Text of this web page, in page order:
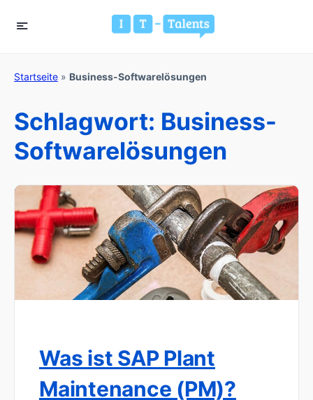
Startseite » Business-Softwarelösungen
Schlagwort: Business-
Softwarelösungen
Was ist SAP Plant
Maintenance (PM)?